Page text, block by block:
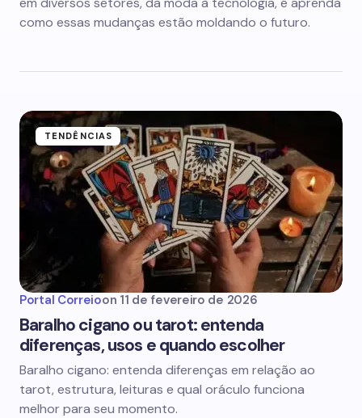
como essas mudanças estão moldando o futuro.
TENDÊNCIAS
Portal Correioon 11 de fevereiro de 2026
Baralho cigano ou tarot: entenda
diferenças, usos e quando escolher
Baralho cigano: entenda diferenças em relação ao
tarot, estrutura, leituras e qual oráculo funciona
melhor para seu momento.